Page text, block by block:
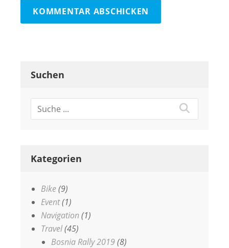
Suchen
Kategorien
Bike(9)
Event(1)
Navigation(1)
Travel(45)
Bosnia Rally 2019(8)